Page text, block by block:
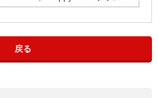
戻る